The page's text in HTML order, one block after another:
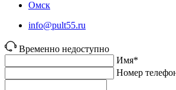
Омск
info@pult55.ru
Временно недоступно
Имя*
Номер